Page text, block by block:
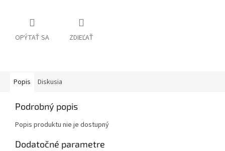
OPÝTAŤ SA ZDIEĽAŤ
Popis Diskusia
Podrobný popis
Popis produktu nie je dostupný
Dodatočné parametre